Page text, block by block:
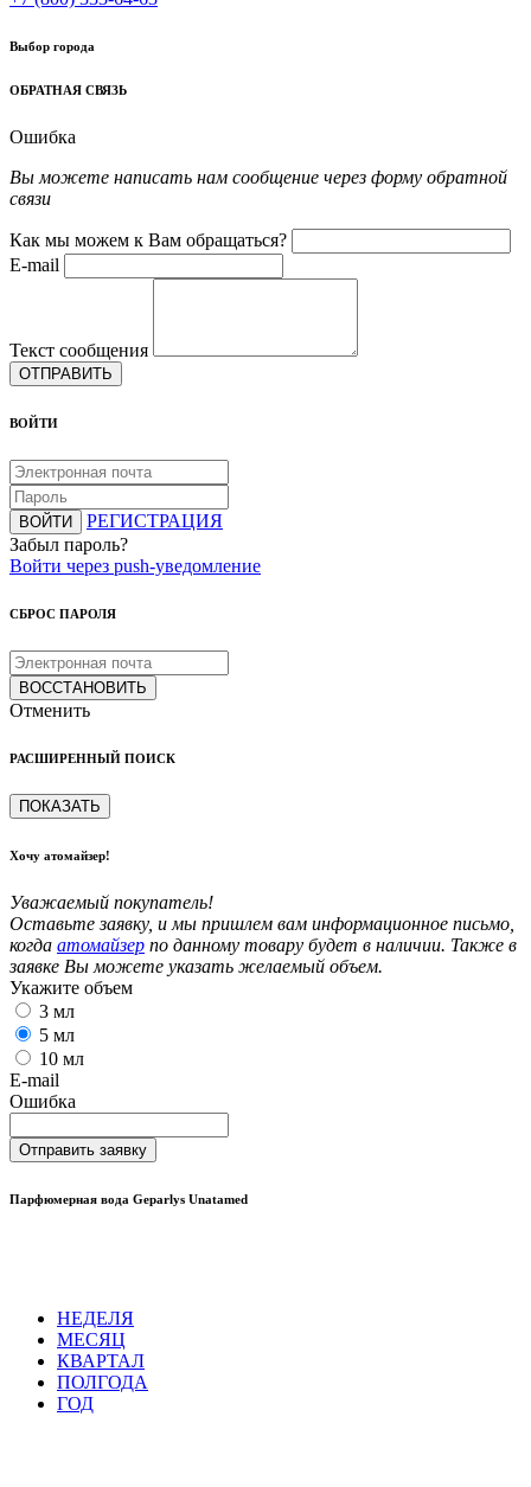
Выбор города
ОБРАТНАЯ СВЯЗЬ
Ошибка
Вы можете написать нам сообщение через форму обратной
связи
Как мы можем к Вам обращаться?
E-mail
Текст сообщения
ОТПРАВИТЬ
ВОЙТИ
ВОЙТИ
РЕГИСТРАЦИЯ
Забыл пароль?
Войти через push-уведомление
СБРОС ПАРОЛЯ
ВОССТАНОВИТЬ
Отменить
РАСШИРЕННЫЙ ПОИСК
ПОКАЗАТЬ
Хочу атомайзер!
Уважаемый покупатель!
Оставьте заявку, и мы пришлем вам информационное письмо,
когда атомайзер по данному товару будет в наличии. Также в
заявке Вы можете указать желаемый объем.
Укажите объем
3 мл
5 мл
10 мл
E-mail
Ошибка
Отправить заявку
Парфюмерная вода Geparlys Unatamed
НЕДЕЛЯ
МЕСЯЦ
КВАРТАЛ
ПОЛГОДА
ГОД